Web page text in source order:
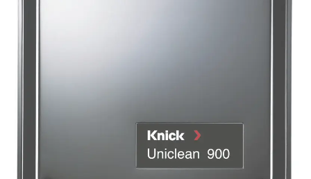
Sensör temizlik için çıkarılmadığından, işlem kesintisiz devam
yapılmasını sağlar. Ayrıntılı ve kilitlenebilir baypaslar ortadan
sensör temizliği. Temizleme solüsyonu otomatik olarak
temizleme haznesine pompalanır. Sadece kapların yeniden